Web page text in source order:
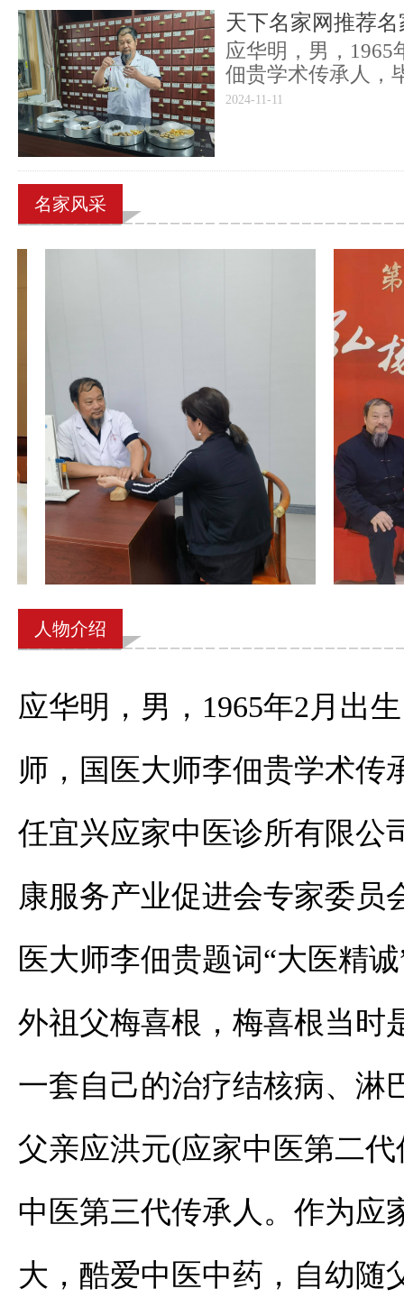
天下名家网推荐
应华明，男，1965
佃贵学术传承人，
负责人，北京应氏
2024-11-11
名家风采
人物介绍
应华明，男，1965年2月出
师，国医大师李佃贵学术传
任宜兴应家中医诊所有限公
康服务产业促进会专家委员
医大师李佃贵题词“大医精
外祖父梅喜根，梅喜根当时
一套自己的治疗结核病、淋
父亲应洪元(应家中医第二
中医第三代传承人。 作为应
大，酷爱中医中药，自幼随